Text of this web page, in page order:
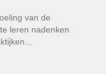
van de
leren nadenken